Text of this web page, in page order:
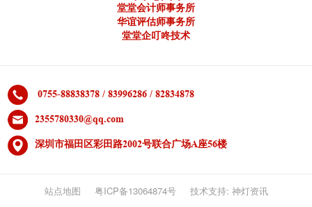
堂堂会计师事务所
华谊评估师事务所
堂堂企叮咚技术
0755-88838378 / 83996286 / 82834878
2355780330@qq.com
深圳市福田区彩田路2002号联合广场A座56楼
站点地图 粤ICP备13064874号 技术支持: 神灯资讯